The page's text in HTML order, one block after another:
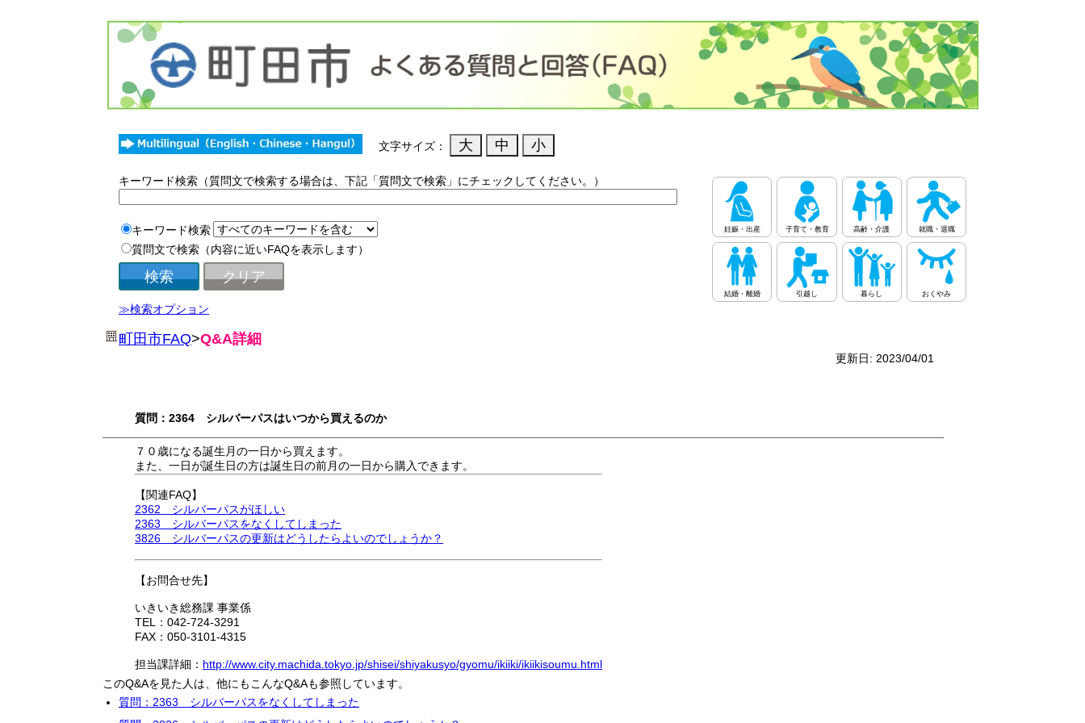
文字サイズ：
キーワード検索（質問文で検索する場合は、下記「質問文で検索」にチェックしてください。）
キーワード検索
質問文で検索（内容に近いFAQを表示します）
≫検索オプション
町田市FAQ>Q&A詳細
更新日: 2023/04/01
質問：2364 シルバーパスはいつから買えるのか
７０歳になる誕生月の一日から買えます。
また、一日が誕生日の方は誕生日の前月の一日から購入できます。
【関連FAQ】
2362 シルバーパスがほしい
2363 シルバーパスをなくしてしまった
3826 シルバーパスの更新はどうしたらよいのでしょうか？
【お問合せ先】
いきいき総務課 事業係
TEL：042-724-3291
FAX：050-3101-4315
担当課詳細： http://www.city.machida.tokyo.jp/shisei/shiyakusyo/gyomu/ikiiki/ikiikisoumu.html
このQ&Aを見た人は、他にもこんなQ&Aも参照しています。
質問：2363 シルバーパスをなくしてしまった
妊娠・出産 子育て・教育 高齢・介護 就職・退職
結婚・離婚 引越し 暮らし おくやみ